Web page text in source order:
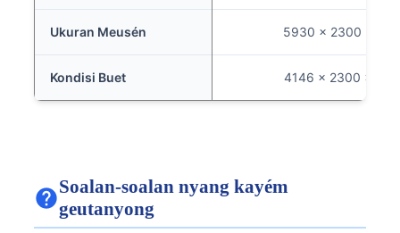
Ukuran Meusén 5930 x 2300 x
Kondisi Buet 4146 x 2300 x
Soalan-soalan nyang kayém
geutanyong